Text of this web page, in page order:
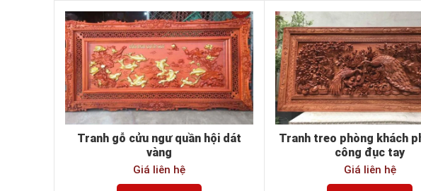
Tranh gỗ cửu ngư quần hội dát
vàng
Giá liên hệ
Tranh treo phòng khách
công đục tay
Giá liên hệ